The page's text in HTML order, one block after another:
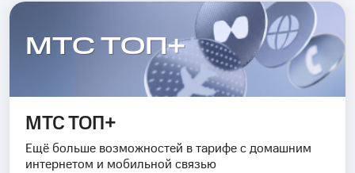
МТС ТОП+
МТС ТОП+
Ещё больше возможностей в тарифе с домашним
интернетом и мобильной связью